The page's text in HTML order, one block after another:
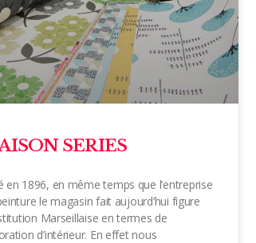
SERIES
en 1896, en même temps que l’entreprise
le magasin fait aujourd’hui figure
Marseillaise en termes de
d’intérieur. En effet nous